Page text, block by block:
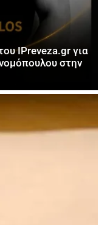
IPreveza.gr για
στην